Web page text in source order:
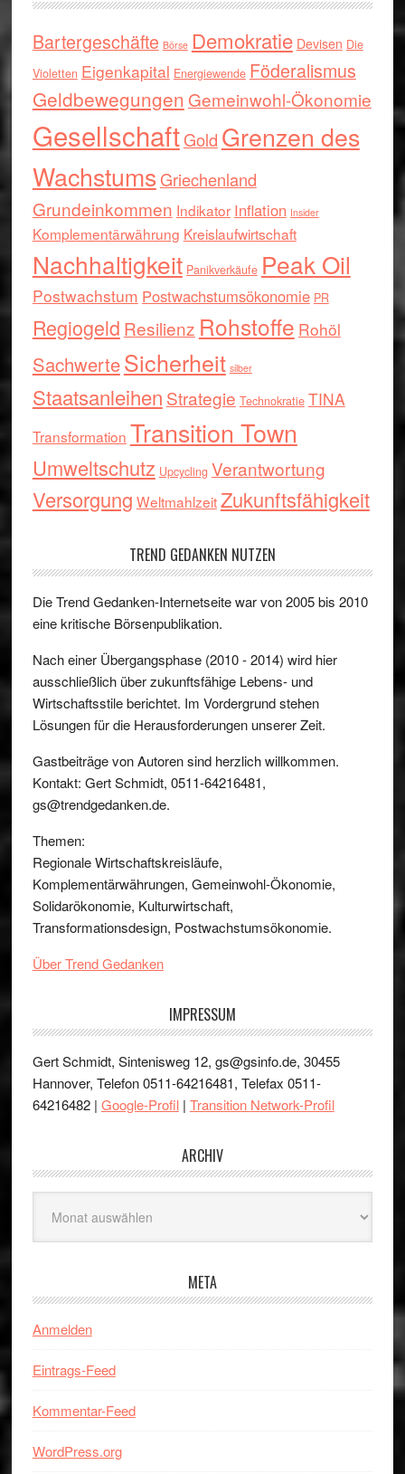
Bartergeschäfte Börse Demokratie Devisen Die
Violetten Eigenkapital Energiewende Föderalismus
Geldbewegungen Gemeinwohl-Ökonomie
GesellschaftGold Grenzen des
WachstumsGriechenland
Grundeinkommen Indikator Inflation Insider
Komplementärwährung Kreislaufwirtschaft
Nachhaltigkeit Panikverkäufe Peak Oil
Postwachstum Postwachstumsökonomie PR
Regiogeld Resilienz Rohstoffe Rohöl
SachwerteSicherheit silber
Staatsanleihen Strategie Technokratie TINA
Transformation Transition Town
Umweltschutz Upcycling Verantwortung
Versorgung WeltmahlzeitZukunftsfähigkeit
TREND GEDANKEN NUTZEN
Die Trend Gedanken-Internetseite war von 2005 bis 2010
eine kritische Börsenpublikation.
Nach einer Übergangsphase (2010 - 2014) wird hier
ausschließlich über zukunftsfähige Lebens- und
Wirtschaftsstile berichtet. Im Vordergrund stehen
Lösungen für die Herausforderungen unserer Zeit.
Gastbeiträge von Autoren sind herzlich willkommen.
Kontakt: Gert Schmidt, 0511-64216481,
gs@trendgedanken.de.
Themen:
Regionale Wirtschaftskreisläufe,
Komplementärwährungen, Gemeinwohl-Ökonomie,
Solidarökonomie, Kulturwirtschaft,
Transformationsdesign, Postwachstumsökonomie.
Über Trend Gedanken
IMPRESSUM
Gert Schmidt, Sintenisweg 12, gs@gsinfo.de, 30455
Hannover, Telefon 0511-64216481, Telefax 0511-
64216482 | Google-Profil| Transition Network-Profil
ARCHIV
META
Anmelden
Eintrags-Feed
Kommentar-Feed
WordPress.org